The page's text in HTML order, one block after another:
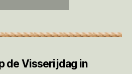
de Visserijdag in